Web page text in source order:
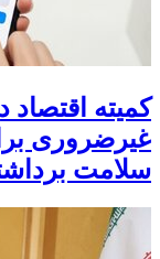
کمیته
غیرضروری
سلامت